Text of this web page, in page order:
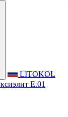
LITOKOL
E.01